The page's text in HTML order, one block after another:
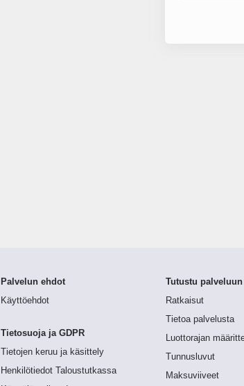
Palvelun ehdot
Käyttöehdot
Tietosuoja ja GDPR
Tietojen keruu ja käsittely
Henkilötiedot Taloustutkassa
Tutustu palveluun
Ratkaisut
Tietoa palvelusta
Luottorajan
Tunnusluvut
Maksuviiveet